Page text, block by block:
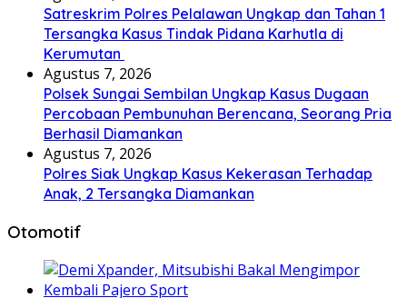
Satreskrim Polres Pelalawan Ungkap dan Tahan 1
Tersangka Kasus Tindak Pidana Karhutla di
Kerumutan
Agustus 7, 2026
Polsek Sungai Sembilan Ungkap Kasus Dugaan
Percobaan Pembunuhan Berencana, Seorang Pria
Berhasil Diamankan
Agustus 7, 2026
Polres Siak Ungkap Kasus Kekerasan Terhadap
Anak, 2 Tersangka Diamankan
Otomotif